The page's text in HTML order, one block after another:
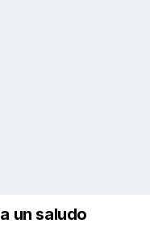
un saludo